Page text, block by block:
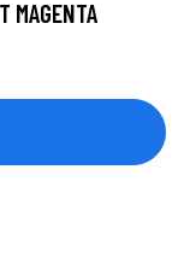
MAGENTA